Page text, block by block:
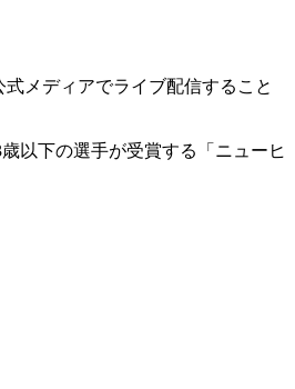
メディアでライブ配信すること
以下の選手が受賞する「ニューヒ